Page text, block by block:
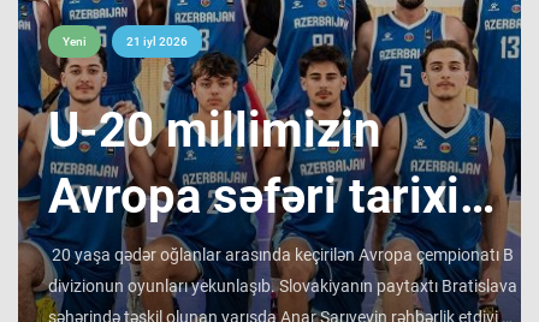
Yeni 21 iyl 2026
​U-20 millimizin
Avropa səfəri tarixi
bir ilklə yekunlaşıb !
20 yaşa qədər oğlanlar arasında keçirilən Avropa çempionatı B
divizionun oyunları yekunlaşıb. Slovakiyanın paytaxtı Bratislava
şəhərində təşkil olunan yarışda Anar Sarıyevin rəhbərlik etdiyi U-